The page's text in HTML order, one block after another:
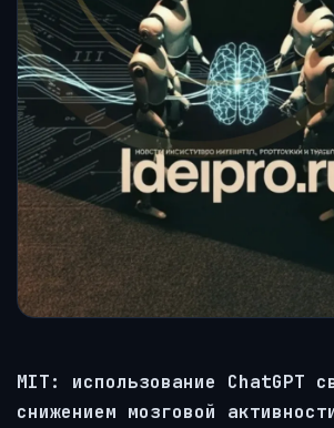
MIT: использование ChatGPT
снижением мозговой